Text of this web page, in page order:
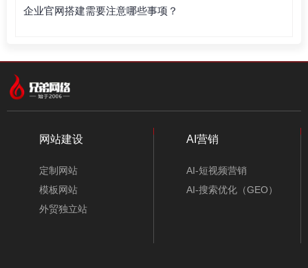
企业官网搭建需要注意哪些事项？
网站建设
定制网站
模板网站
外贸独立站
AI营销
AI-短视频营销
AI-搜索优化（GEO）